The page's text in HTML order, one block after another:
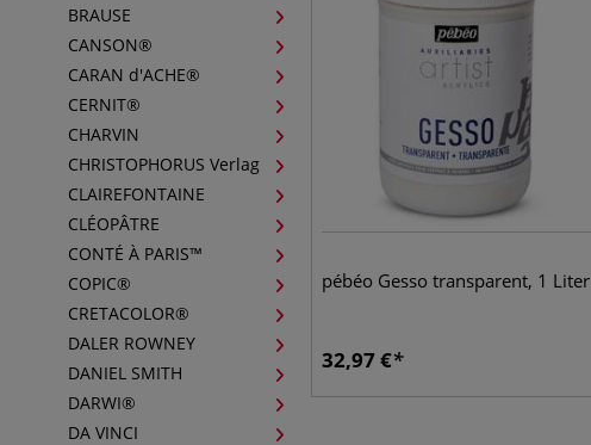
BRAUSE
CANSON®
CARAN d'ACHE®
CERNIT®
CHARVIN
CHRISTOPHORUS Verlag
CLAIREFONTAINE
CLÉOPÂTRE
CONTÉ À PARIS™
COPIC®
CRETACOLOR®
DALER ROWNEY
DANIEL SMITH
DARWI®
DA VINCI
pébéo Gesso transparent, 1 Liter
32,97 €